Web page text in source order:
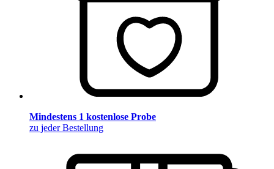
Mindestens 1 kostenlose Probe
zu jeder Bestellung